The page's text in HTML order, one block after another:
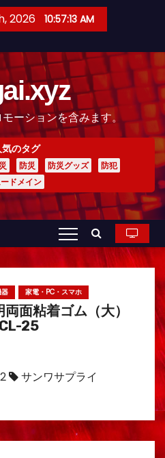
2026 10:57:15 AM
ーションを含みます。
のタグ
防災 防災グッズ
防犯
ドメイン
家電・PC・スマホ
面粘着ゴム（大）
25
サンワサプライ